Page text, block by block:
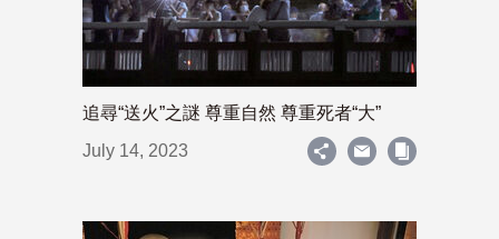
追尋“送火”之謎 尊重自然 尊重死者“大”
July 14, 2023